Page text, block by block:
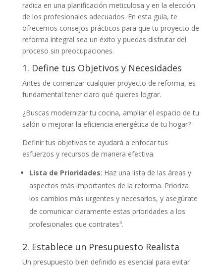
radica en una planificación meticulosa y en la elección
de los profesionales adecuados. En esta guía, te
ofrecemos consejos prácticos para que tu proyecto de
reforma integral sea un éxito y puedas disfrutar del
proceso sin preocupaciones.
1. Define tus Objetivos y Necesidades
Antes de comenzar cualquier proyecto de reforma, es
fundamental tener claro qué quieres lograr.
¿Buscas modernizar tu cocina, ampliar el espacio de tu
salón o mejorar la eficiencia energética de tu hogar?
Definir tus objetivos te ayudará a enfocar tus
esfuerzos y recursos de manera efectiva.
Lista de Prioridades: Haz una lista de las áreas y
aspectos más importantes de la reforma. Prioriza
los cambios más urgentes y necesarios, y asegúrate
de comunicar claramente estas prioridades a los
profesionales que contrates⁴.
2. Establece un Presupuesto Realista
Un presupuesto bien definido es esencial para evitar